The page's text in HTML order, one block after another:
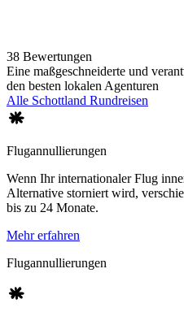
38 Bewertungen
Eine maßgeschneiderte und
den besten lokalen Agenturen
Alle Schottland Rundreisen
Flugannullierungen
Wenn Ihr internationaler Flug
Alternative storniert wird,
bis zu 24 Monate.
Mehr erfahren
Flugannullierungen